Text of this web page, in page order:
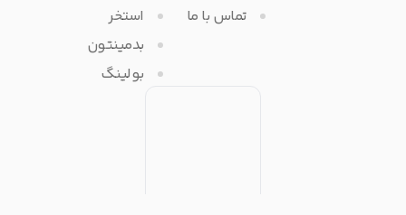
تماس با ما
استخر
بدمینتون
بولینگ